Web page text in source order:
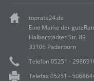
toprate24.de
Eine Marke der
Halberstädter Str. 89
33106 Paderborn
Telefon 05251 -
Telefax 05251 -